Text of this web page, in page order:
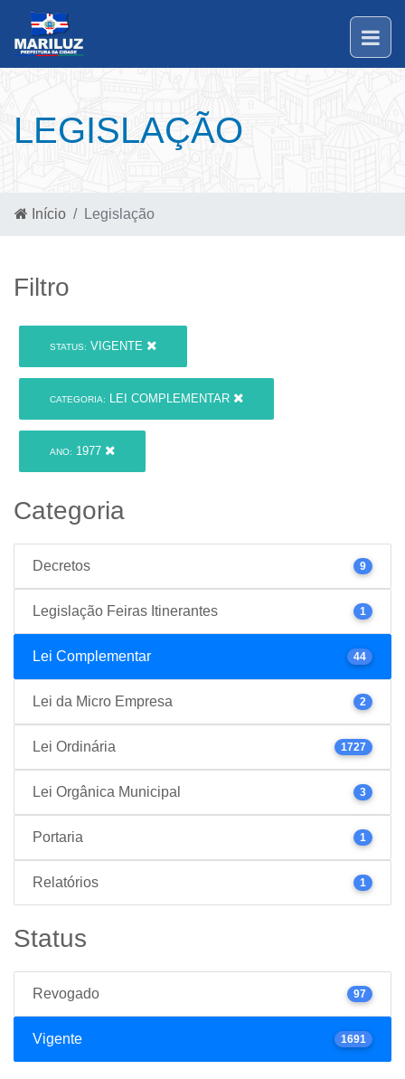
LEGISLAÇÃO
Início Legislação
Filtro
STATUS: VIGENTE
CATEGORIA: LEI COMPLEMENTAR
ANO: 1977
Categoria
Decretos 9
Legislação Feiras Itinerantes 1
Lei Complementar 44
Lei da Micro Empresa 2
Lei Ordinária 1727
Lei Orgânica Municipal 3
Portaria 1
Relatórios 1
Status
Revogado 97
Vigente 1691